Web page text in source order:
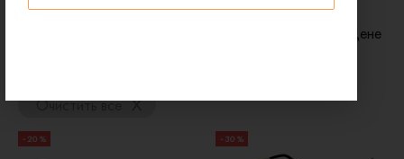
Цене
Очистить все x
- 20 % - 30 %